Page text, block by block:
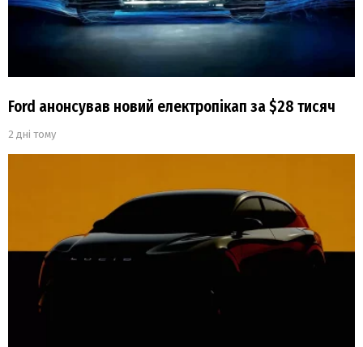
Ford анонсував новий електропікап за $28 тисяч
2 дні тому